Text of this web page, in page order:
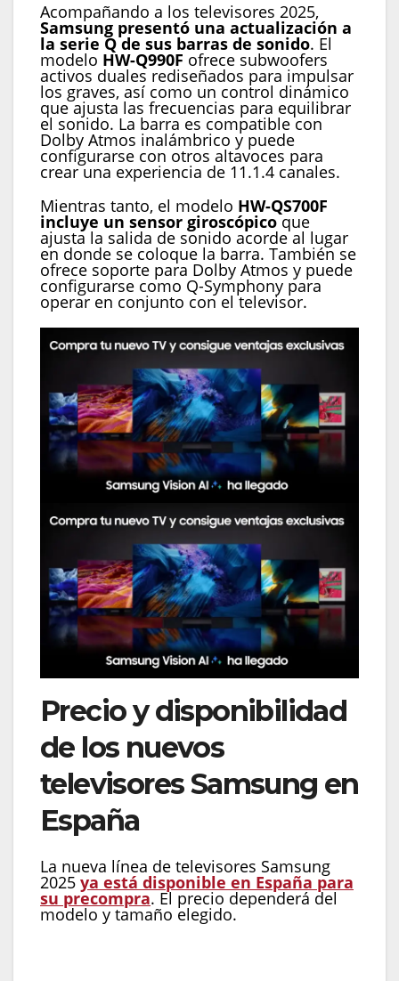
Acompañando a los televisores 2025,
Samsung presentó una actualización a
la serie Q de sus barras de sonido. El
modelo HW-Q990F ofrece subwoofers
activos duales rediseñados para impulsar
los graves, así como un control dinámico
que ajusta las frecuencias para equilibrar
el sonido. La barra es compatible con
Dolby Atmos inalámbrico y puede
configurarse con otros altavoces para
crear una experiencia de 11.1.4 canales.
Mientras tanto, el modelo HW-QS700F
incluye un sensor giroscópicoque
ajusta la salida de sonido acorde al lugar
en donde se coloque la barra. También se
ofrece soporte para Dolby Atmos y puede
configurarse como Q-Symphony para
operar en conjunto con el televisor.
Precio y disponibilidad
de los nuevos
televisores Samsung en
España
La nueva línea de televisores Samsung
2025 ya está disponible en España para
su precompra. El precio dependerá del
modelo y tamaño elegido.